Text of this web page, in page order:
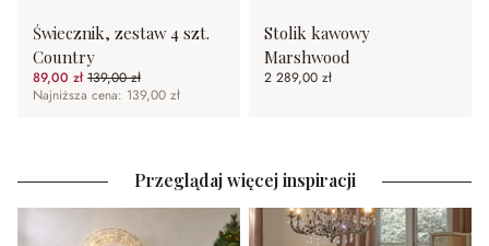
Świecznik, zestaw 4 szt.
Country
89,00 zł139,00 zł
(35.97%spared)
Najniższa cena: 139,00 zł
Stolik kawowy
Marshwood
2 289,00 zł
Przeglądaj więcej inspiracji